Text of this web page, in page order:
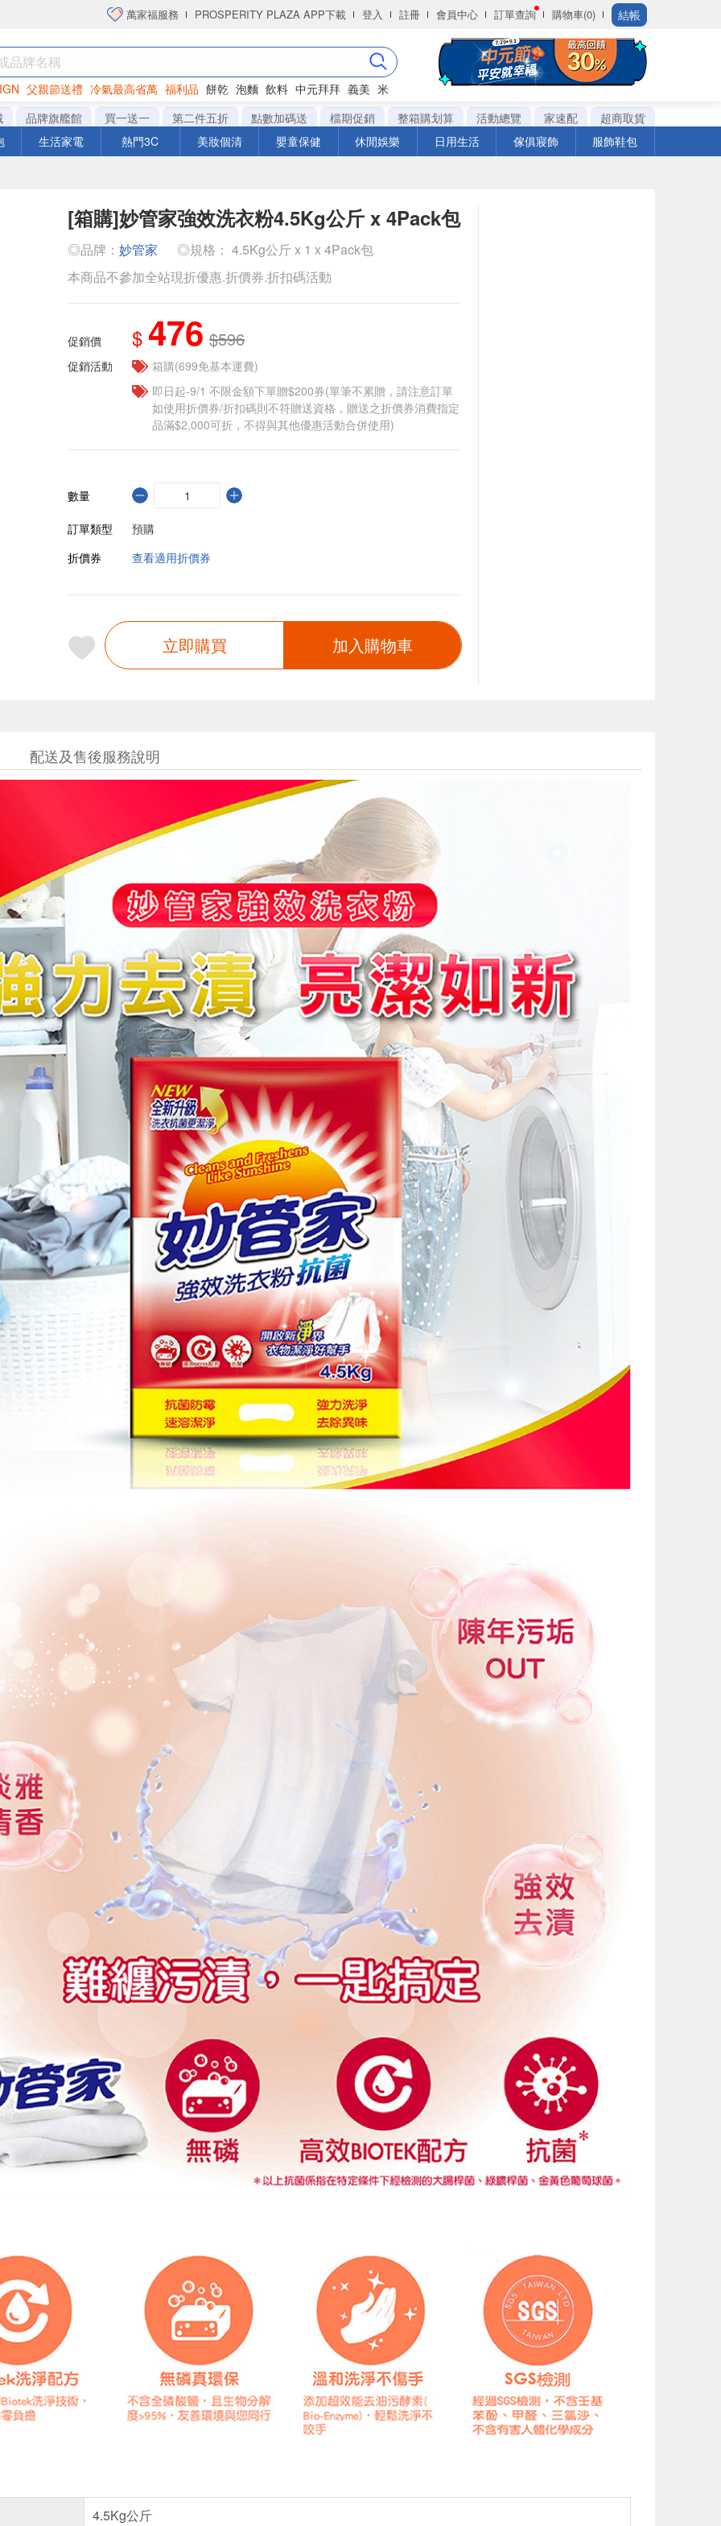
萬家福服務 PROSPERITY PLAZA APP下載 登入 註冊 會員中心 訂單查詢 購物車(0) 結帳
父親節送禮 冷氣最高省萬 福利品 餅乾 泡麵 飲料 中元拜拜 義美 米
洋芋片
品牌旗艦館 買一送一 第二件五折 點數加碼送 檔期促銷 整箱購划算 活動總覽 家速配
超商取貨
生活家電 熱門3C 美妝個清 嬰童保健 休閒娛樂 日用生活 傢俱寢飾 服飾鞋包
[箱購]妙管家強效洗衣粉4.5Kg公斤 x 4Pack包
◎品牌： 妙管家
◎規格： 4.5Kg公斤 x 1 x 4Pack包
本商品不參加全站現折優惠.折價券.折扣碼活動
促銷價 $ 476 $596
促銷活動
箱購(699免基本運費)
即日起-9/1 不限金額下單贈$200券(單筆不累贈，請注意訂單
如使用折價券/折扣碼則不符贈送資格，贈送之折價券消費指定
品滿$2,000可折，不得與其他優惠活動合併使用)
數量
訂單類型
預購
折價券
查看適用折價券
立即購買 加入購物車
配送及售後服務說明
4.5Kg公斤